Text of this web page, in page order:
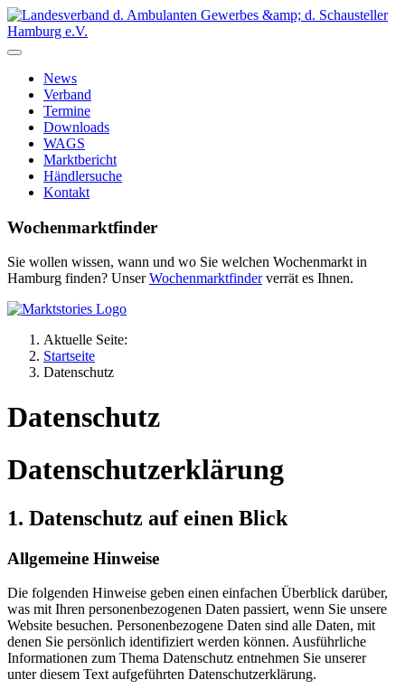
News
Verband
Termine
Downloads
WAGS
Marktbericht
Händlersuche
Kontakt
Wochenmarktfinder
Sie wollen wissen, wann und wo Sie welchen Wochenmarkt in
Hamburg finden? UnserWochenmarktfinderverrät es Ihnen.
Aktuelle Seite:
Startseite
Datenschutz
Datenschutz
Datenschutzerklärung
1. Datenschutz auf einen Blick
Allgemeine Hinweise
Die folgenden Hinweise geben einen einfachen Überblick darüber,
was mit Ihren personenbezogenen Daten passiert, wenn Sie unsere
Website besuchen. Personenbezogene Daten sind alle Daten, mit
denen Sie persönlich identifiziert werden können. Ausführliche
Informationen zum Thema Datenschutz entnehmen Sie unserer
unter diesem Text aufgeführten Datenschutzerklärung.